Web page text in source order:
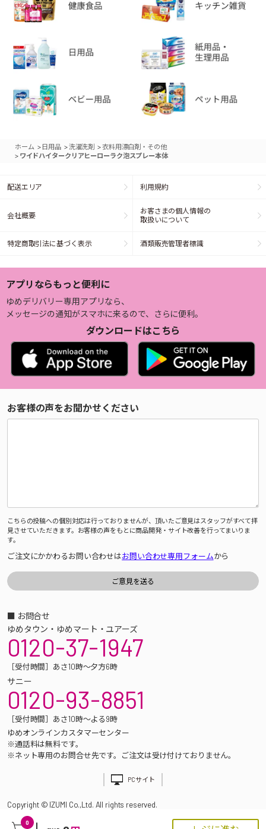
0
ホーム > 日用品 >洗濯洗剤 >衣料用漂白剤・その他
> ワイドハイタークリアヒーローラク泡スプレー本体
配送エリア 利用規約
会社概要
お客さまの個人情報の
取扱いについて
特定商取引法に基づく表示 酒類販売管理者標識
アプリならもっと便利に
ゆめデリバリー専用アプリなら、
メッセージの通知がスマホに来るので、さらに便利。
ダウンロードはこちら
お客様の声をお聞かせください
こちらの投稿への個別対応は行っておりませんが、頂いたご意見はスタッフがすべて拝
見させていただきます。お客様の声をもとに商品開発・サイト改善を行ってまいりま
す。
ご注文にかかわるお問い合わせはお問い合わせ専用フォームから
■ お問合せ
ゆめタウン・ゆめマート・ユアーズ
0120-37-1947
［受付時間］あさ10時～夕方6時
サニー
0120-93-8851
［受付時間］あさ10時～よる9時
ゆめオンラインカスタマーセンター
※通話料は無料です。
※ネット専用のお問合せ先です。ご注文は受け付けておりません。
PCサイト
Copyright © IZUMI Co.,Ltd. All rights reserved.